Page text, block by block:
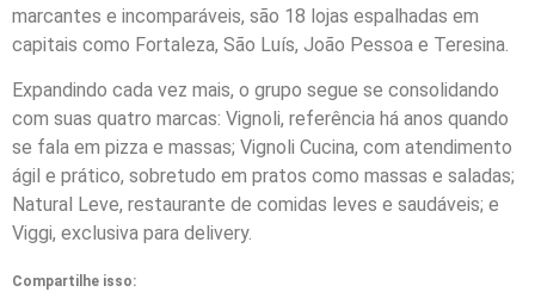
marcantes e incomparáveis, são 18 lojas espalhadas em
capitais como Fortaleza, São Luís, João Pessoa e Teresina.
Expandindo cada vez mais, o grupo segue se consolidando
com suas quatro marcas: Vignoli, referência há anos quando
se fala em pizza e massas; Vignoli Cucina, com atendimento
ágil e prático, sobretudo em pratos como massas e saladas;
Natural Leve, restaurante de comidas leves e saudáveis; e
Viggi, exclusiva para delivery.
Compartilhe isso: